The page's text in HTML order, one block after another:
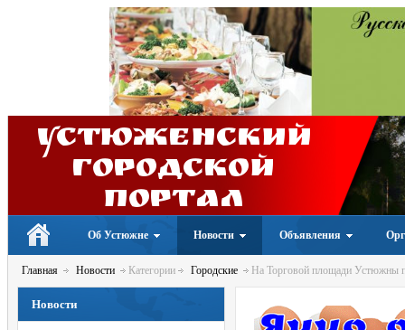
Устюженский
Городской
портал
Об Устюжне Новости Объявления
Главная Новости Категории Городские На Торговой площади Устюжны
Новости